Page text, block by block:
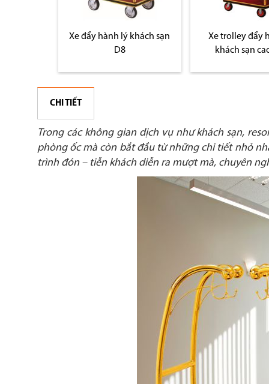
Xe đẩy hành lý khách sạn
D8
Xe trolley đẩy
khách sạn
CHI TIẾT
Trong các không gian dịch vụ như khách sạn,
phòng ốc mà còn bắt đầu từ những chi tiết nhỏ
trình đón – tiễn khách diễn ra mượt mà, chuyên